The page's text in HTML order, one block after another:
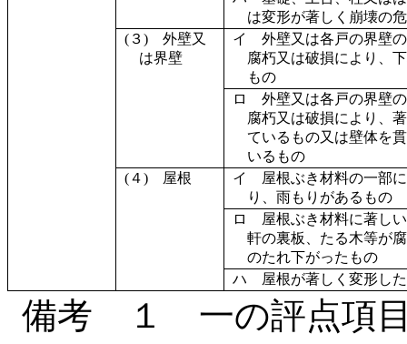
は変形が著しく崩壊の
(３) 外壁又
は界壁
イ 外壁又は各戸の界壁
腐朽又は破損により、
もの
ロ 外壁又は各戸の界壁
腐朽又は破損により、
ているもの又は壁体を
いるもの
(４) 屋根
イ 屋根ぶき材料の一部
り、雨もりがあるもの
ロ 屋根ぶき材料に著し
軒の裏板、たる木等が
のたれ下がったもの
ハ 屋根が著しく変形し
備考 １ 一の評点項目